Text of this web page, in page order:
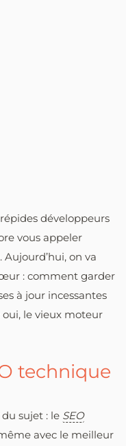
développeurs
vous appeler
on va
: comment garder
à jour incessantes
le vieux moteur
technique
du sujet : le SEO
avec le meilleur